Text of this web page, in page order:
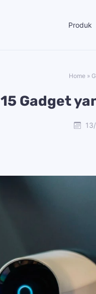
Produk
Home »
15 Gadget